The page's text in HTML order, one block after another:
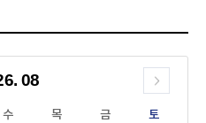
. 08
수 목 금
토